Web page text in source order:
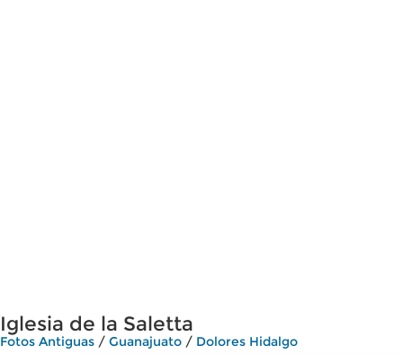
Iglesia de la Saletta
Fotos Antiguas / Guanajuato / Dolores Hidalgo